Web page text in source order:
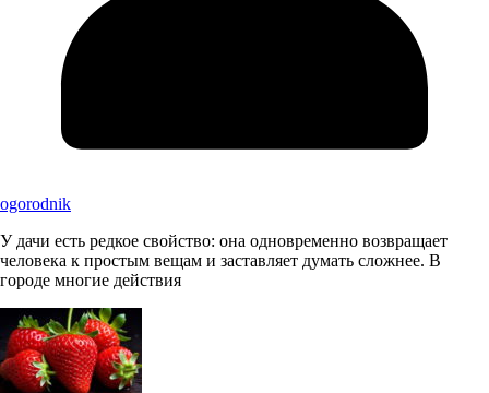
ogorodnik
У дачи есть редкое свойство: она одновременно возвращает
человека к простым вещам и заставляет думать сложнее. В
городе многие действия